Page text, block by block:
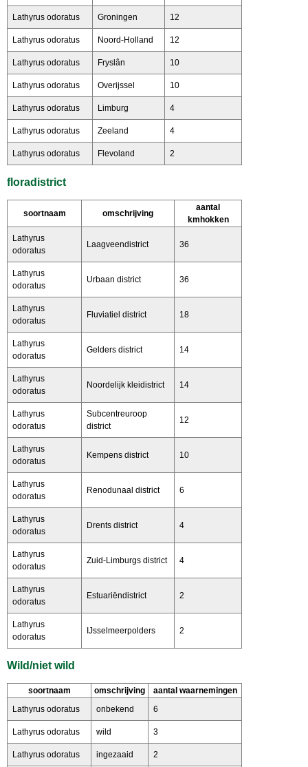
Lathyrus odoratus Groningen 12
Lathyrus odoratus Noord-Holland 12
Lathyrus odoratus Fryslân 10
Lathyrus odoratus Overijssel 10
Lathyrus odoratus Limburg 4
Lathyrus odoratus Zeeland 4
Lathyrus odoratus Flevoland 2
floradistrict
soortnaam omschrijving
aantal
kmhokken
Lathyrus
odoratus
Laagveendistrict 36
Lathyrus
odoratus
Urbaan district 36
Lathyrus
odoratus
Fluviatiel district 18
Lathyrus
odoratus
Gelders district 14
Lathyrus
odoratus
Noordelijk kleidistrict 14
Lathyrus
odoratus
Subcentreuroop
district
12
Lathyrus
odoratus
Kempens district 10
Lathyrus
odoratus
Renodunaal district 6
Lathyrus
odoratus
Drents district 4
Lathyrus
odoratus
Zuid-Limburgs district 4
Lathyrus
odoratus
Estuariëndistrict 2
Lathyrus
odoratus
IJsselmeerpolders 2
Wild/niet wild
soortnaam omschrijving
aantal waarnemingen
Lathyrus odoratus
onbekend 6
Lathyrus odoratus wild 3
Lathyrus odoratus ingezaaid 2